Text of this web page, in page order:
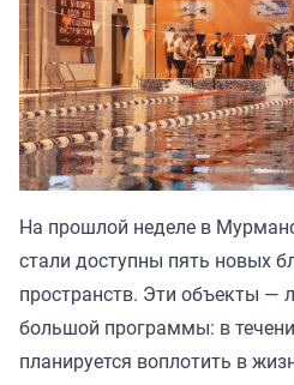
На прошлой неделе в
стали доступны пять новых
пространств. Эти объекты —
большой программы: в
планируется воплотить в